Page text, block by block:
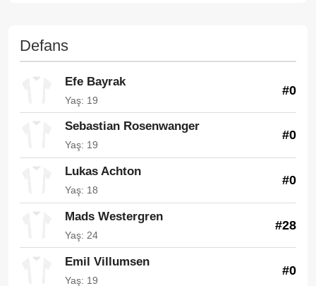
Defans
Efe Bayrak
Yaş: 19
#0
Sebastian Rosenwanger
Yaş: 19
#0
Lukas Achton
Yaş: 18
#0
Mads Westergren
Yaş: 24
#28
Emil Villumsen
Yaş: 19
#0